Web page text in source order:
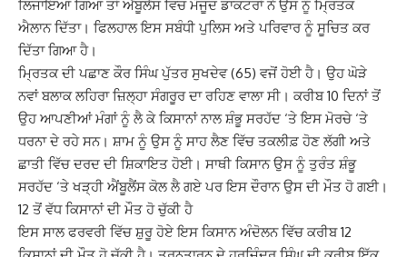
ਲਿਜਾਇਆ ਗਿਆ ਤਾਂ ਐਂਬੂਲੈਂਸ ਵਿਚ ਮੌਜੂਦ ਡਾਕਟਰਾਂ ਨੇ ਉਸ ਨੂੰ ਮ੍ਰਿਤਕ
ਐਲਾਨ ਦਿੱਤਾ। ਫਿਲਹਾਲ ਇਸ ਸਬੰਧੀ ਪੁਲਿਸ ਅਤੇ ਪਰਿਵਾਰ ਨੂੰ ਸੂਚਿਤ ਕਰ
ਦਿੱਤਾ ਗਿਆ ਹੈ।
ਮ੍ਰਿਤਕ ਦੀ ਪਛਾਣ ਕੌਰ ਸਿੰਘ ਪੁੱਤਰ ਸੁਖਦੇਵ (65) ਵਜੋਂ ਹੋਈ ਹੈ। ਉਹ ਘੋੜੇ
ਨਵਾਂ ਬਲਾਕ ਲਹਿਰਾ ਜ਼ਿਲ੍ਹਾ ਸੰਗਰੂਰ ਦਾ ਰਹਿਣ ਵਾਲਾ ਸੀ। ਕਰੀਬ 10 ਦਿਨਾਂ ਤੋਂ
ਉਹ ਆਪਣੀਆਂ ਮੰਗਾਂ ਨੂੰ ਲੈ ਕੇ ਕਿਸਾਨਾਂ ਨਾਲ ਸ਼ੰਭੂ ਸਰਹੱਦ ‘ਤੇ ਇਸ ਮੋਰਚੇ ‘ਤੇ
ਧਰਨਾ ਦੇ ਰਹੇ ਸਨ। ਸ਼ਾਮ ਨੂੰ ਉਸ ਨੂੰ ਸਾਹ ਲੈਣ ਵਿੱਚ ਤਕਲੀਫ਼ ਹੋਣ ਲੱਗੀ ਅਤੇ
ਛਾਤੀ ਵਿੱਚ ਦਰਦ ਦੀ ਸ਼ਿਕਾਇਤ ਹੋਈ। ਸਾਥੀ ਕਿਸਾਨ ਉਸ ਨੂੰ ਤੁਰੰਤ ਸ਼ੰਭੂ
ਸਰਹੱਦ ‘ਤੇ ਖੜ੍ਹੀ ਐਂਬੂਲੈਂਸ ਕੋਲ ਲੈ ਗਏ ਪਰ ਇਸ ਦੌਰਾਨ ਉਸ ਦੀ ਮੌਤ ਹੋ ਗਈ।
12 ਤੋਂ ਵੱਧ ਕਿਸਾਨਾਂ ਦੀ ਮੌਤ ਹੋ ਚੁੱਕੀ ਹੈ
ਇਸ ਸਾਲ ਫਰਵਰੀ ਵਿੱਚ ਸ਼ੁਰੂ ਹੋਏ ਇਸ ਕਿਸਾਨ ਅੰਦੋਲਨ ਵਿੱਚ ਕਰੀਬ 12